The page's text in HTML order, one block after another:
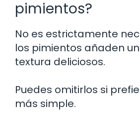
pimientos?
No es estrictamente
los pimientos añaden
textura deliciosos.
Puedes omitirlos si
más simple.